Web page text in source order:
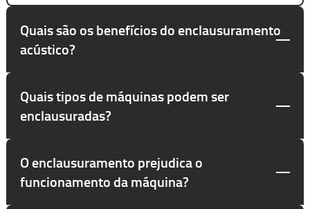
Quais são os benefícios do enclausuramento
acústico?
Quais tipos de máquinas podem ser
enclausuradas?
O enclausuramento prejudica o
funcionamento da máquina?